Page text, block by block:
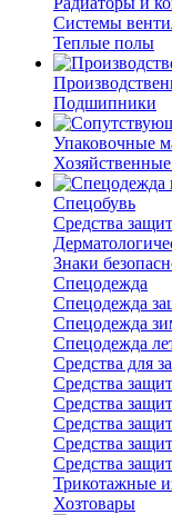
Системы
Теплые полы
Подшипники
Упаковочные
Спецобувь
Средства
Знаки
Спецодежда
Спецодежда
Спецодежда
Спецодежда
Средства для
Средства
Средства
Средства
Средства
Средства
Трикотажные
Хозтовары